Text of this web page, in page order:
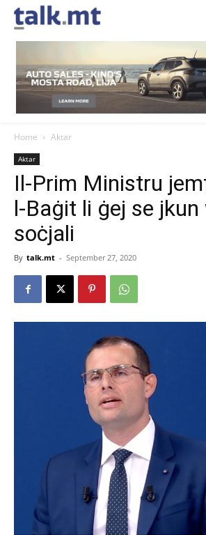
Home Aktar
Aktar
Il-Prim Ministru
l-Baġit li ġej se jkun
soċjali
By talk.mt - September 27, 2020